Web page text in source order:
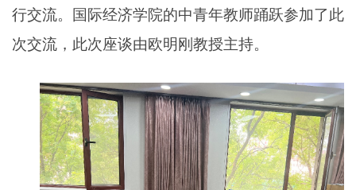
行交流。国际经济学院的中青年教师踊跃参加了此
次交流，此次座谈由欧明刚教授主持。